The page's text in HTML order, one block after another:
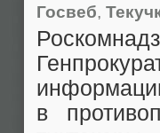
Госвеб,
в